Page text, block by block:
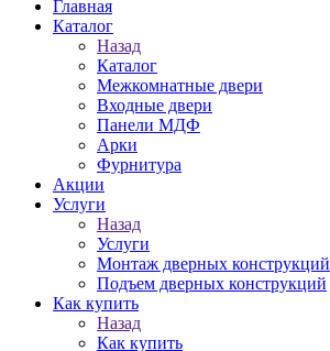
Главная
Каталог
Назад
Каталог
Межкомнатные двери
Входные двери
Панели МДФ
Арки
Фурнитура
Акции
Услуги
Назад
Услуги
Монтаж дверных конструкций
Подъем дверных конструкций
Как купить
Назад
Как купить